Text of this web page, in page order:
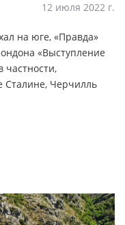
12 июля 2022 г.
на юге, «Правда»
«Выступление
Сталине, Черчилль